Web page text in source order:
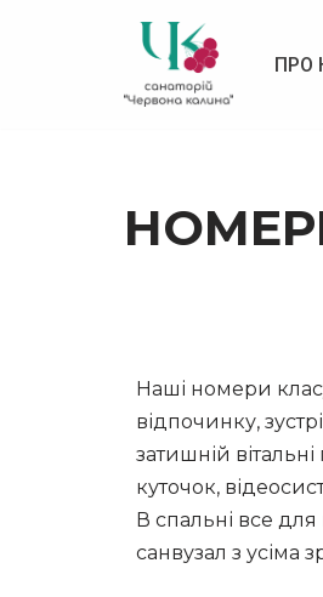
ПРО
Наші номери
відпочинку,
затишній
куточок,
В спальні все
санвузал з усіма